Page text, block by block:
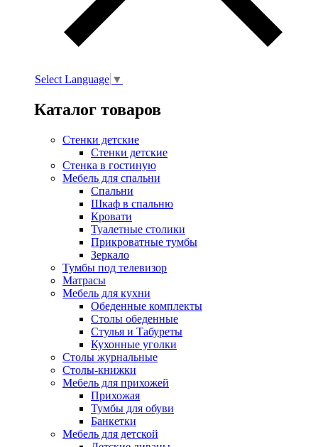
Select Language ▼
Каталог товаров
Стенки детские
Стенки детские
Стенка в гостиную
Мебель для спальни
Спальни
Шкаф в спальню
Кровати
Туалетные столики
Прикроватные тумбы
Зеркало
Тумбы под телевизор
Матрасы
Мебель для кухни
Обеденные комплекты
Столы обеденные
Стулья и Табуреты
Кухонные уголки
Столы журнальные
Столы-книжки
Мебель для прихожей
Прихожая
Тумбы для обуви
Банкетки
Мебель для детской